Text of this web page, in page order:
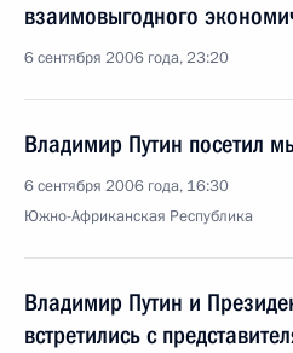
взаимовыгодного
6 сентября 2006 года, 23:20
Владимир Путин посетил
6 сентября 2006 года, 16:30
Южно-Африканская Республика
Владимир Путин и
встретились с